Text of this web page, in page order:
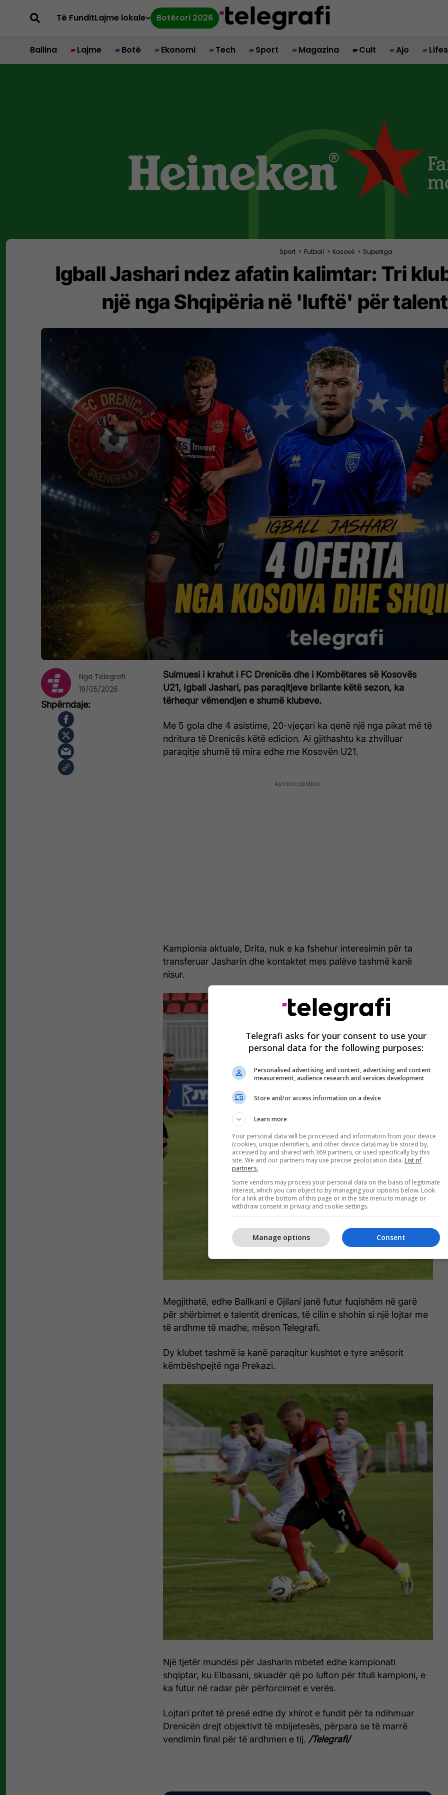
Të FunditLajme lokale Botërori 2026
Ballina Lajme Botë Ekonomi Tech Sport Magazina Cult Ajo
Sport > Futboll > Kosovë > Superliga
Igball Jashari ndez afatin kalimtar: Tri
një nga Shqipëria në 'luftë' për
Sulmuesi i krahut i FC Drenicës dhe i Kombëtares së Kosovës
U21, Igball Jashari, pas paraqitjeve brilante këtë sezon, ka
tërhequr vëmendjen e shumë klubeve.
Me 5 gola dhe 4 asistime, 20-vjeçari ka qenë një nga pikat më të
ndritura të Drenicës këtë edicion. Ai gjithashtu ka zhvilluar
paraqitje shumë të mira edhe me Kosovën U21.
Kampionia aktuale, Drita, nuk e ka fshehur interesimin për ta
transferuar Jasharin dhe kontaktet mes palëve tashmë kanë
nisur.
Megjithatë, edhe Ballkani e Gjilani janë futur fuqishëm në garë
për shërbimet e talentit drenicas, të cilin e shohin si një lojtar me
të ardhme të madhe, mëson Telegrafi.
Dy klubet tashmë ia kanë paraqitur kushtet e tyre anësorit
këmbëshpejtë nga Prekazi.
Një tjetër mundësi për Jasharin mbetet edhe kampionati
shqiptar, ku Elbasani, skuadër që po lufton për titull kampioni, e
ka futur në radar për përforcimet e verës.
Lojtari pritet të presë edhe dy xhirot e fundit për ta ndihmuar
Drenicën drejt objektivit të mbijetesës, përpara se të marrë
vendimin final për të ardhmen e tij. /Telegrafi/
Nga Telegrafi
19/05/2026
Telegrafi asks for your consent to use your
personal data for the following purposes:
Personalised advertising and content, advertising and content
measurement, audience research and services development
Store and/or access information on a device
Learn more
Your personal data will be processed and information from your device
(cookies, unique identifiers, and other device data) may be stored by,
accessed by and shared with 369 partners, or used specifically by this
site. We and our partners may use precise geolocation data. List of
partners.
Some vendors may process your personal data on the basis of legitimate
interest, which you can object to by managing your options below. Look
for a link at the bottom of this page or in the site menu to manage or
withdraw consent in privacy and cookie settings.
Consent
Manage options